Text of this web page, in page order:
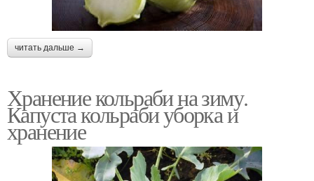
читать дальше →
Хранение кольраби на зиму.
Капуста кольраби уборка и
хранение